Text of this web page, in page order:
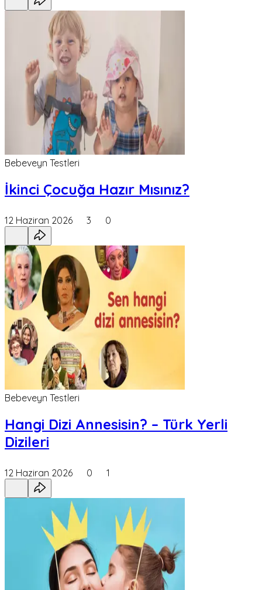
Bebeveyn Testleri
İkinci Çocuğa Hazır Mısınız?
12 Haziran 2026 3 0
Bebeveyn Testleri
Hangi Dizi Annesisin? – Türk Yerli
Dizileri
12 Haziran 2026 0 1